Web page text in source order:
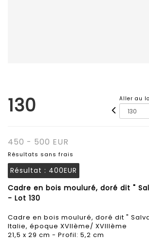
130 Aller au
450 - 500 EUR
Résultats sans frais
Résultat : 400EUR
Cadre en bois mouluré, doré dit "
- Lot 130
Cadre en bois mouluré, doré dit "
Italie, époque XVIIème/ XVIIIème
21,5 x 29 cm - Profil: 5,2 cm